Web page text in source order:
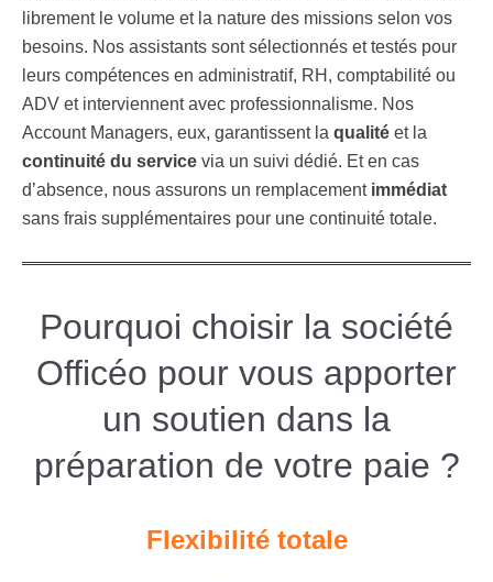
librement le volume et la nature des missions selon vos
besoins. Nos assistants sont sélectionnés et testés pour
leurs compétences en administratif, RH, comptabilité ou
ADV et interviennent avec professionnalisme. Nos
Account Managers, eux, garantissent la qualité et la
continuité du service via un suivi dédié. Et en cas
d’absence, nous assurons un remplacementimmédiat
sans frais supplémentaires pour une continuité totale.
Pourquoi choisir la société
Officéo pour vous apporter
un soutien dans la
préparation de votre paie ?
Flexibilité totale